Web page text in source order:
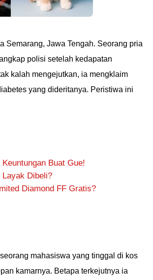
Semarang, Jawa Tengah. Seorang pria
polisi setelah kedapatan
kalah mengejutkan, ia mengklaim
yang dideritanya. Peristiwa ini
Buat Gue!
Layak Dibeli?
Diamond FF Gratis?
mahasiswa yang tinggal di kos
kamarnya. Betapa terkejutnya ia